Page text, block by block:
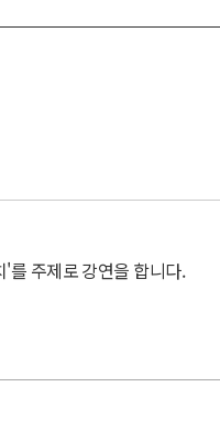
를 주제로 강연을 합니다.